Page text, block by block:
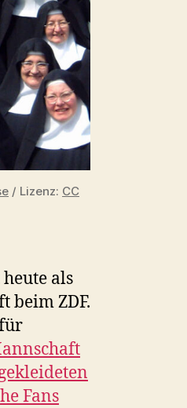
/ Lizenz: CC
als
beim ZDF.
Fans